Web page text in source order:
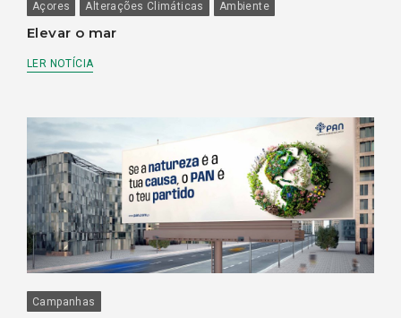
Açores Alterações Climáticas Ambiente
Elevar o mar
LER NOTÍCIA
Campanhas